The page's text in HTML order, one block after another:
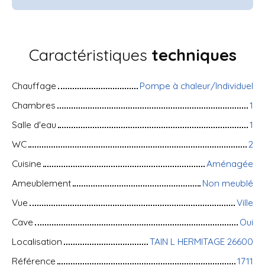
Caractéristiques techniques
Chauffage
Pompe à chaleur/Individuel
Chambres
1
Salle d'eau
1
WC
2
Cuisine
Aménagée
Ameublement
Non meublé
Vue
Ville
Cave
Oui
Localisation
TAIN L HERMITAGE 26600
Référence
1711